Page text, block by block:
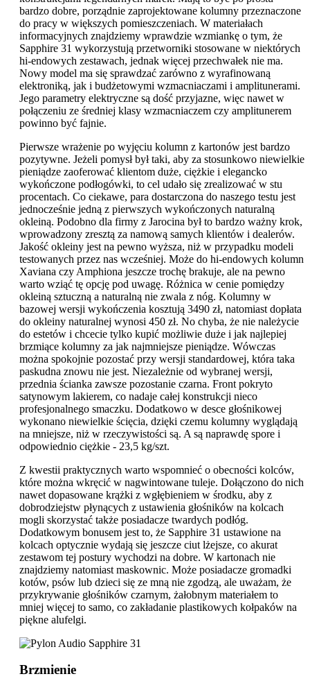
bardzo dobre, porządnie zaprojektowane kolumny przeznaczone
do pracy w większych pomieszczeniach. W materiałach
informacyjnych znajdziemy wprawdzie wzmiankę o tym, że
Sapphire 31 wykorzystują przetworniki stosowane w niektórych
hi-endowych zestawach, jednak więcej przechwałek nie ma.
Nowy model ma się sprawdzać zarówno z wyrafinowaną
elektroniką, jak i budżetowymi wzmacniaczami i amplitunerami.
Jego parametry elektryczne są dość przyjazne, więc nawet w
połączeniu ze średniej klasy wzmacniaczem czy amplitunerem
powinno być fajnie.
Pierwsze wrażenie po wyjęciu kolumn z kartonów jest bardzo
pozytywne. Jeżeli pomysł był taki, aby za stosunkowo niewielkie
pieniądze zaoferować klientom duże, ciężkie i elegancko
wykończone podłogówki, to cel udało się zrealizować w stu
procentach. Co ciekawe, para dostarczona do naszego testu jest
jednocześnie jedną z pierwszych wykończonych naturalną
okleiną. Podobno dla firmy z Jarocina był to bardzo ważny krok,
wprowadzony zresztą za namową samych klientów i dealerów.
Jakość okleiny jest na pewno wyższa, niż w przypadku modeli
testowanych przez nas wcześniej. Może do hi-endowych kolumn
Xaviana czy Amphiona jeszcze trochę brakuje, ale na pewno
warto wziąć tę opcję pod uwagę. Różnica w cenie pomiędzy
okleiną sztuczną a naturalną nie zwala z nóg. Kolumny w
bazowej wersji wykończenia kosztują 3490 zł, natomiast dopłata
do okleiny naturalnej wynosi 450 zł. No chyba, że nie należycie
do estetów i chcecie tylko kupić możliwie duże i jak najlepiej
brzmiące kolumny za jak najmniejsze pieniądze. Wówczas
można spokojnie pozostać przy wersji standardowej, która taka
paskudna znowu nie jest. Niezależnie od wybranej wersji,
przednia ścianka zawsze pozostanie czarna. Front pokryto
satynowym lakierem, co nadaje całej konstrukcji nieco
profesjonalnego smaczku. Dodatkowo w desce głośnikowej
wykonano niewielkie ścięcia, dzięki czemu kolumny wyglądają
na mniejsze, niż w rzeczywistości są. A są naprawdę spore i
odpowiednio ciężkie - 23,5 kg/szt.
Z kwestii praktycznych warto wspomnieć o obecności kolców,
które można wkręcić w nagwintowane tuleje. Dołączono do nich
nawet dopasowane krążki z wgłębieniem w środku, aby z
dobrodziejstw płynących z ustawienia głośników na kolcach
mogli skorzystać także posiadacze twardych podłóg.
Dodatkowym bonusem jest to, że Sapphire 31 ustawione na
kolcach optycznie wydają się jeszcze ciut lżejsze, co akurat
zestawom tej postury wychodzi na dobre. W kartonach nie
znajdziemy natomiast maskownic. Może posiadacze gromadki
kotów, psów lub dzieci się ze mną nie zgodzą, ale uważam, że
przykrywanie głośników czarnym, żałobnym materiałem to
mniej więcej to samo, co zakładanie plastikowych kołpaków na
piękne alufelgi.
Brzmienie